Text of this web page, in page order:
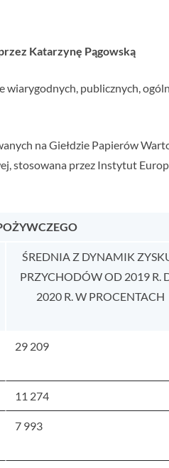
Katarzynę Pągowską
publicznych,
na Giełdzie Papierów
stosowana przez Instytut
ŚREDNIA Z DYNAMIK
PRZYCHODÓW OD 2019 R.
2020 R. W PROCENTACH
29 209
11 274
7 993